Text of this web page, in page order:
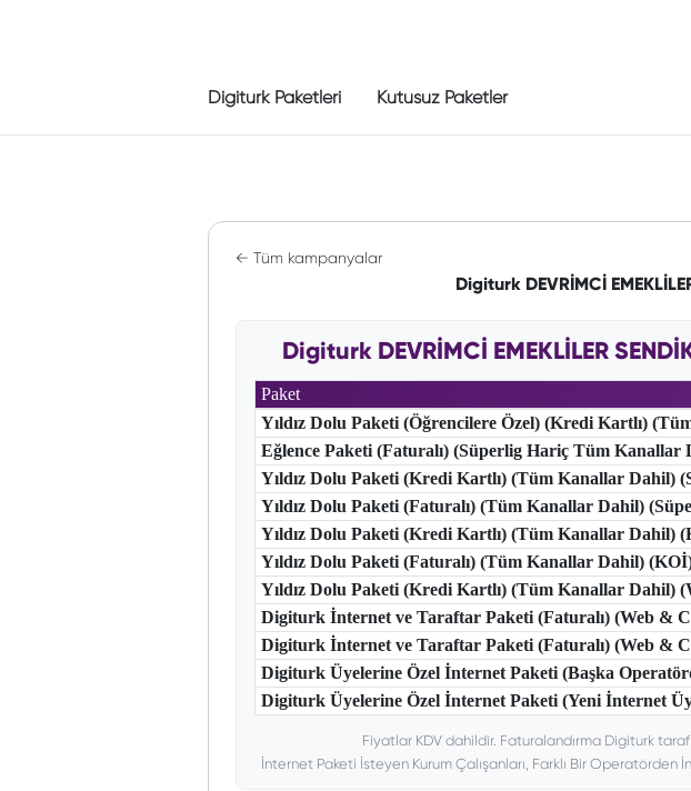
Digiturk Paketleri Kutusuz Paketler
← Tüm kampanyalar
Digiturk DEVRİMCİ
Digiturk DEVRİMCİ EMEKLİLER
Paket
Yıldız Dolu Paketi (Öğrencilere Özel) (Kredi Kartlı)
Eğlence Paketi (Faturalı) (Süperlig Hariç Tüm Kanallar
Yıldız Dolu Paketi (Kredi Kartlı) (Tüm Kanallar Dahil)
Yıldız Dolu Paketi (Faturalı) (Tüm Kanallar Dahil)
Yıldız Dolu Paketi (Kredi Kartlı) (Tüm Kanallar Dahil)
Yıldız Dolu Paketi (Faturalı) (Tüm Kanallar Dahil)
Yıldız Dolu Paketi (Kredi Kartlı) (Tüm Kanallar Dahil)
Digiturk İnternet ve Taraftar Paketi (Faturalı) (Web &
Digiturk İnternet ve Taraftar Paketi (Faturalı) (Web &
Digiturk Üyelerine Özel İnternet Paketi (Başka
Digiturk Üyelerine Özel İnternet Paketi (Yeni İnternet
Fiyatlar KDV dahildir. Faturalandırma Digiturk
İnternet Paketi İsteyen Kurum Çalışanları, Farklı Bir Operatörden